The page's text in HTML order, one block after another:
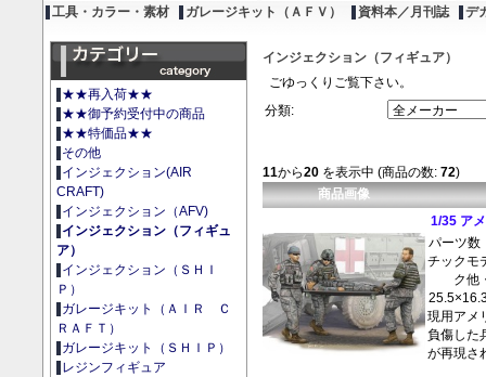
工具・カラー・素材
ガレージキット（ＡＦＶ） 資料本／月刊誌 デ
★★再入荷★★
★★御予約受付中の商品
★★特価品★★
その他
インジェクション(AIR
CRAFT)
インジェクション（AFV)
インジェクション（フィギュ
ア）
インジェクション（ＳＨＩ
Ｐ）
ガレージキット（ＡＩＲ Ｃ
ＲＡＦＴ）
ガレージキット（ＳＨＩＰ）
レジンフィギュア
インジェクション（フィギュア）
ごゆっくりご覧下さい。
分類:
11から20を表示中 (商品の数: 72)
商品画像
1/35 ア
パーツ数
チックモ
ク他
現用アメ
負傷した
が再現さ